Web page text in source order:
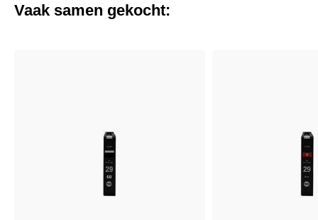
Vaak samen gekocht: